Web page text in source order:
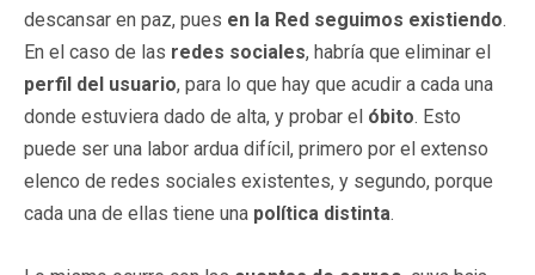
descansar en paz, pues en la Red seguimos existiendo.
En el caso de las redes sociales, habría que eliminar el
perfil del usuario, para lo que hay que acudir a cada una
donde estuviera dado de alta, y probar el óbito. Esto
puede ser una labor ardua difícil, primero por el extenso
elenco de redes sociales existentes, y segundo, porque
cada una de ellas tiene una política distinta.